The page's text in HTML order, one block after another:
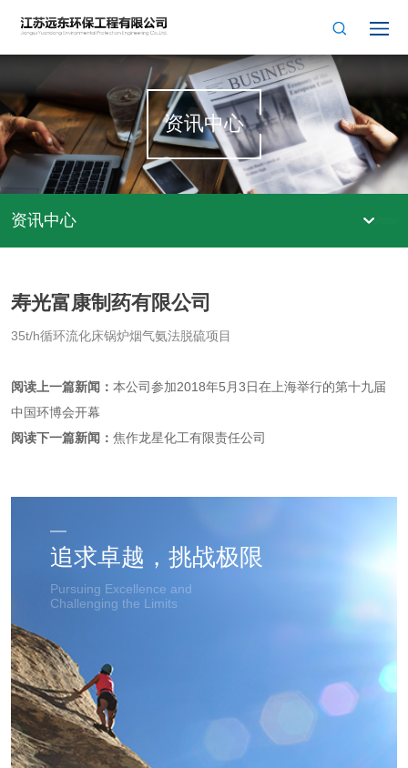
资讯中心
资讯中心
寿光富康制药有限公司
35t/h循环流化床锅炉烟气氨法脱硫项目
阅读上一篇新闻： 本公司参加2018年5月3日在上海举行的第十九届
中国环博会开幕
阅读下一篇新闻： 焦作龙星化工有限责任公司
追求卓越，挑战极限
Pursuing Excellence and
Challenging the Limits